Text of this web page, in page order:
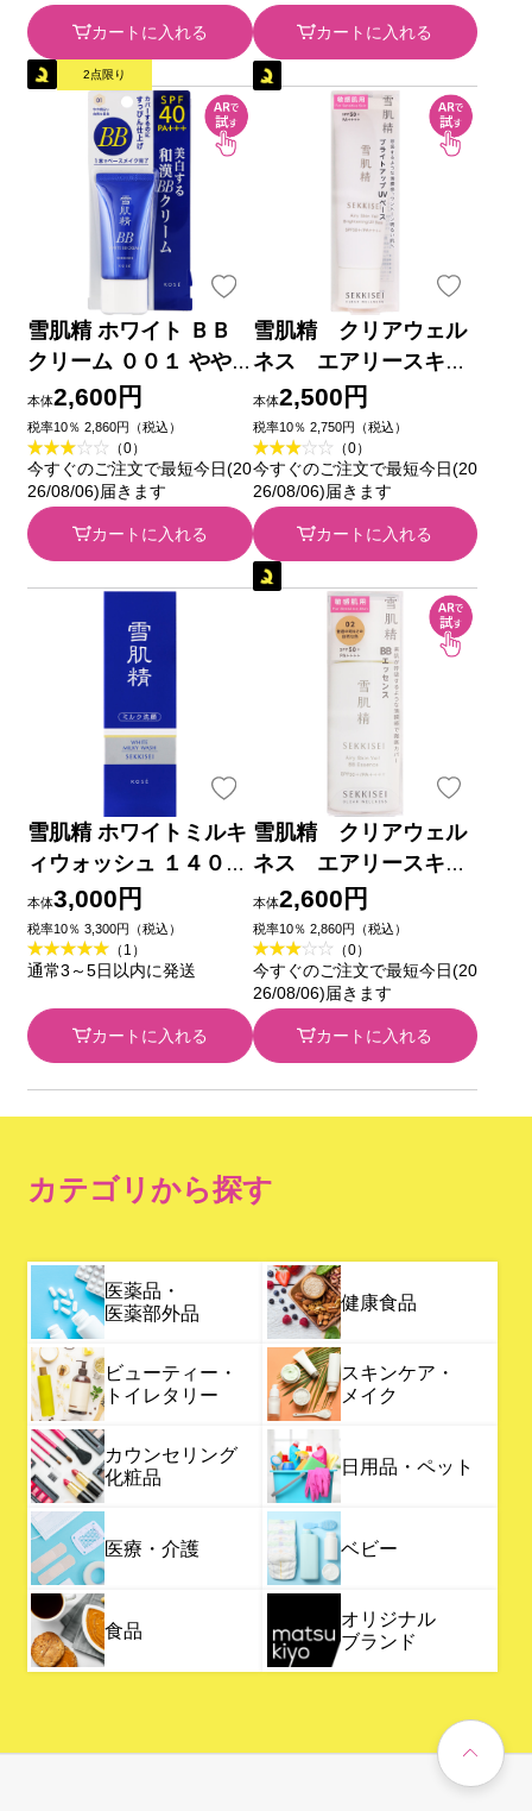
カートに入れる カートに入れる
2点限り
雪肌精 ホワイト ＢＢ
クリーム ００１ やや
明るい自然な肌色 ３０
ｇ コーセー
本体2,600円
税率10％ 2,860円（税込）
（0）
今すぐのご注文で最短今日(20
26/08/06)届きます
カートに入れる
雪肌精 クリアウェル
ネス エアリースキン
ヴェール ブライトア
ップＵＶベース ３０ｍ
Ｌ コーセー
本体2,500円
税率10％ 2,750円（税込）
（0）
今すぐのご注文で最短今日(20
26/08/06)届きます
カートに入れる
雪肌精 ホワイトミルキ
ィウォッシュ １４０ｍ
ｌ コーセー
本体3,000円
税率10％ 3,300円（税込）
（1）
通常3～5日以内に発送
カートに入れる
雪肌精 クリアウェル
ネス エアリースキン
ヴェール ＢＢエッセ
ンス ０２ 普通の明
るさの自然な色 ３０ｍ
Ｌ コーセー
本体2,600円
税率10％ 2,860円（税込）
（0）
今すぐのご注文で最短今日(20
26/08/06)届きます
カートに入れる
カテゴリから探す
医薬品・
医薬部外品
健康食品
ビューティー・
トイレタリー
スキンケア・
メイク
カウンセリング
化粧品
日用品・ペット
医療・介護 ベビー
食品
オリジナル
ブランド